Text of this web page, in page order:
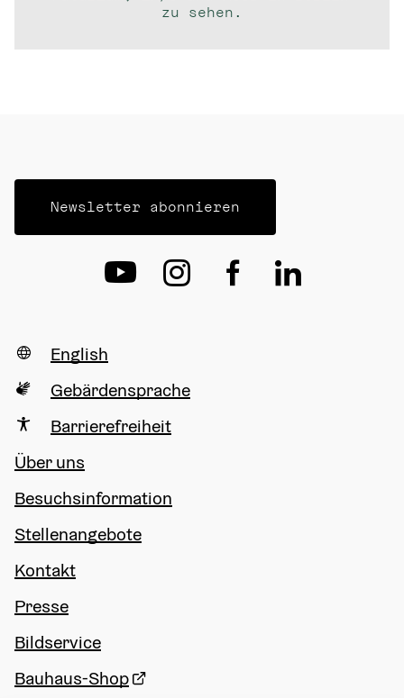
zu sehen.
Newsletter abonnieren
English
Gebärdensprache
Barrierefreiheit
Über uns
Besuchsinformation
Stellenangebote
Kontakt
Presse
Bildservice
Bauhaus-Shop